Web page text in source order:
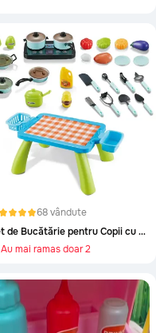
68 vândute
Set de Bucătărie pentru Copii cu Accesorii Interactive
Au mai ramas doar 2
Au mai ramas doar 2